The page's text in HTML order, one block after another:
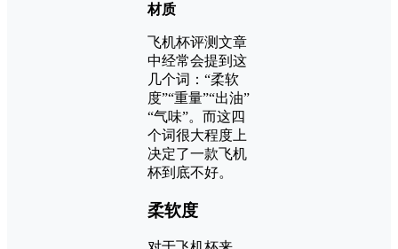
材质
飞机杯评测文章
中经常会提到这
几个词：“柔软
度”“重量”“出油”
“气味”。而这四
个词很大程度上
决定了一款飞机
杯到底不好。
柔软度